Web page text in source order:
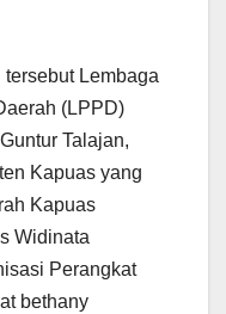
Lembaga
(LPPD)
Talajan,
Kapuas yang
Kapuas
Widinata
Perangkat
bethany